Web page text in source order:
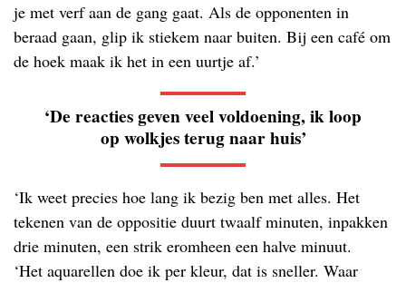
je met verf aan de gang gaat. Als de opponenten in
beraad gaan, glip ik stiekem naar buiten. Bij een café om
de hoek maak ik het in een uurtje af.’
‘De reacties geven veel voldoening, ik loop
op wolkjes terug naar huis’
‘Ik weet precies hoe lang ik bezig ben met alles. Het
tekenen van de oppositie duurt twaalf minuten, inpakken
drie minuten, een strik eromheen een halve minuut.
‘Het aquarellen doe ik per kleur, dat is sneller. Waar